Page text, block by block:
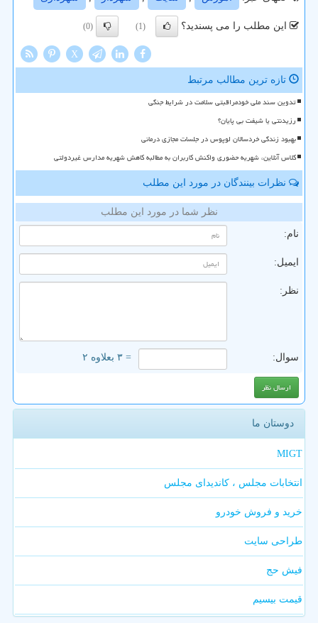
این مطلب را می پسندید؟ (1)
(0)
X
تازه ترین مطالب مرتبط
تدوین سند ملی خودمراقبتی سلامت در شرایط جنگی
رزیدنتی یا شیفت بی پایان؟
بهبود زندگی خردسالان لوپوس در جلسات مجازی درمانی
کلاس آنلاین، شهریه حضوری واکنش کاربران به مطالبه کاهش شهریه مدارس غیردولتی
نظرات بینندگان در مورد این مطلب
نظر شما در مورد این مطلب
نام:
ایمیل:
نظر:
سوال: = ۳ بعلاوه ۲
دوستان ما
MIGT
انتخابات مجلس ، کاندیدای مجلس
خرید و فروش خودرو
طراحی سایت
فیش حج
قیمت بیسیم